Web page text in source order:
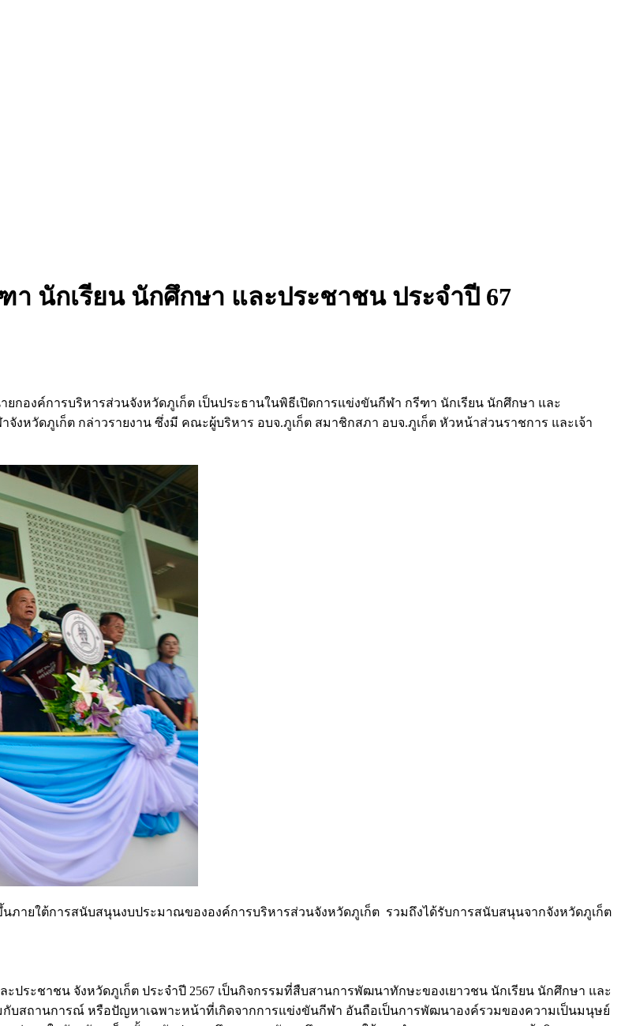
นักเรียน นักศึกษา และประชาชน ประจำปี 67
ยกองค์การบริหารส่วนจังหวัดภูเก็ต เป็นประธานในพิธีเปิดการแข่งขันกีฬา กรีฑา นักเรียน นักศึกษา และ
งหวัดภูเก็ต กล่าวรายงาน ซึ่งมี คณะผู้บริหาร อบจ.ภูเก็ต สมาชิกสภา อบจ.ภูเก็ต หัวหน้าส่วนราชการ และเจ้า
ภายใต้การสนับสนุนงบประมาณขององค์การบริหารส่วนจังหวัดภูเก็ต รวมถึงได้รับการสนับสนุนจากจังหวัดภูเก็ต
ประชาชน จังหวัดภูเก็ต ประจำปี 2567 เป็นกิจกรรมที่สืบสานการพัฒนาทักษะของเยาวชน นักเรียน นักศึกษา และ
สถานการณ์ หรือปัญหาเฉพาะหน้าที่เกิดจากการแข่งขันกีฬา อันถือเป็นการพัฒนาองค์รวมของความเป็นมนุษย์